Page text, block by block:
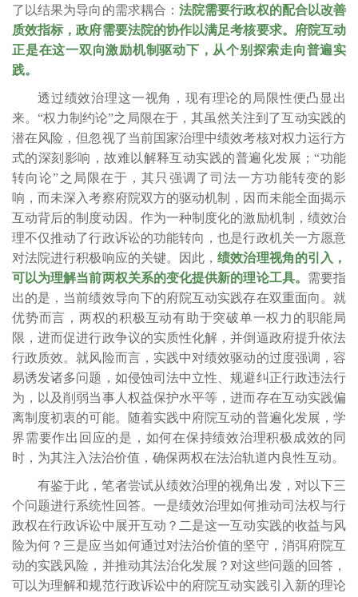
了以结果为导向的需求耦合：法院需要行政权的配合以改善
质效指标，政府需要法院的协作以满足考核要求。府院互动
正是在这一双向激励机制驱动下，从个别探索走向普遍实
践。
透过绩效治理这一视角，现有理论的局限性便凸显出
来。“权力制约论”之局限在于，其虽然关注到了互动实践的
潜在风险，但忽视了当前国家治理中绩效考核对权力运行方
式的深刻影响，故难以解释互动实践的普遍化发展；“功能
转向论”之局限在于，其只强调了司法一方功能转变的影
响，而未深入考察府院双方的驱动机制，因而未能全面揭示
互动背后的制度动因。作为一种制度化的激励机制，绩效治
理不仅推动了行政诉讼的功能转向，也是行政机关一方愿意
对法院进行积极响应的关键。因此，绩效治理视角的引入，
可以为理解当前两权关系的变化提供新的理论工具。 需要指
出的是，当前绩效导向下的府院互动实践存在双重面向。就
优势而言，两权的积极互动有助于突破单一权力的职能局
限，进而促进行政争议的实质性化解，并倒逼政府提升依法
行政质效。就风险而言，实践中对绩效驱动的过度强调，容
易诱发诸多问题，如侵蚀司法中立性、规避纠正行政违法行
为，以及削弱当事人权益保护水平等，进而存在互动实践偏
离制度初衷的可能。随着实践中府院互动的普遍化发展，学
界需要作出回应的是，如何在保持绩效治理积极成效的同
时，为其注入法治价值，确保两权在法治轨道内良性互动。
有鉴于此，笔者尝试从绩效治理的视角出发，对以下三
个问题进行系统性回答。一是绩效治理如何推动司法权与行
政权在行政诉讼中展开互动？二是这一互动实践的收益与风
险为何？三是应当如何通过对法治价值的坚守，消弭府院互
动的实践风险，并推动其法治化发展？对这些问题的回答，
可以为理解和规范行政诉讼中的府院互动实践引入新的理论